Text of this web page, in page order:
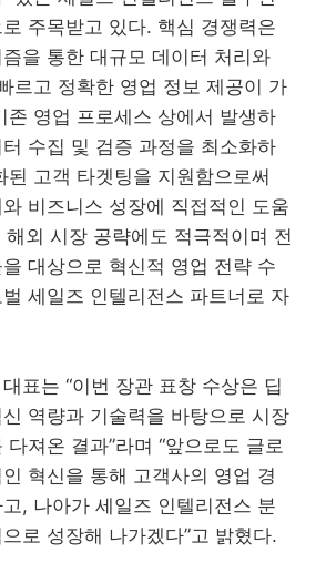
주목받고 있다. 핵심 경쟁력은
을 통한 대규모 데이터 처리와
르고 정확한 영업 정보 제공이 가
존 영업 프로세스 상에서 발생하
수집 및 검증 과정을 최소화하
된 고객 타겟팅을 지원함으로써
비즈니스 성장에 직접적인 도움
외 시장 공략에도 적극적이며 전
대상으로 혁신적 영업 전략 수
세일즈 인텔리전스 파트너로 자
표는 “이번 장관 표창 수상은 딥
역량과 기술력을 바탕으로 시장
져온 결과”라며 “앞으로도 글로
혁신을 통해 고객사의 영업 경
, 나아가 세일즈 인텔리전스 분
로 성장해 나가겠다”고 밝혔다.